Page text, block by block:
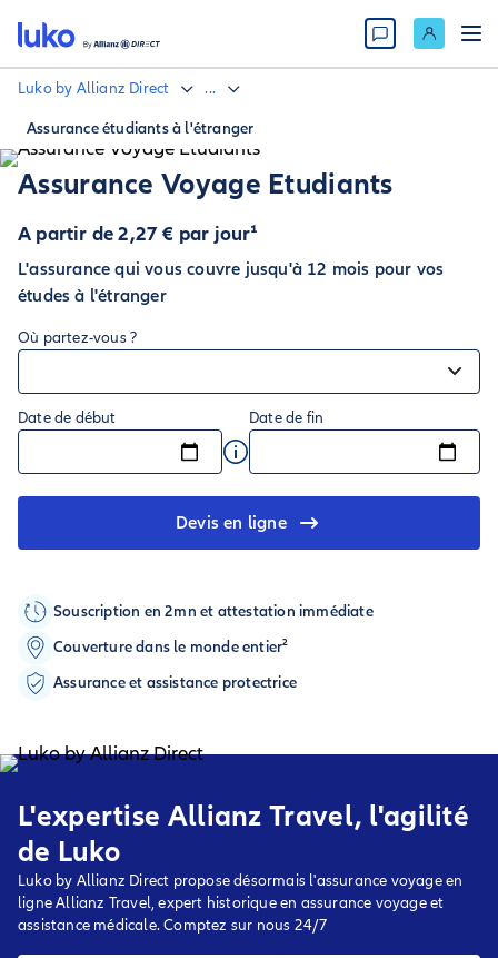
Luko by Allianz Direct ...
Assurance étudiants à l'étranger
Assurance Voyage Etudiants
A partir de 2,27 € par jour¹
L'assurance qui vous couvre jusqu'à 12 mois pour vos
études à l'étranger
Où partez-vous ?
Date de début Date de fin
Devis en ligne
Souscription en 2mn et attestation immédiate
Couverture dans le monde entier²
Assurance et assistance protectrice
L'expertise Allianz Travel, l'agilité
de Luko
Luko by Allianz Direct propose désormais l'assurance voyage en
ligne Allianz Travel, expert historique en assurance voyage et
assistance médicale. Comptez sur nous 24/7